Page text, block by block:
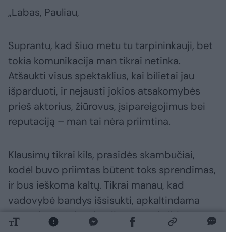
„Labas, Pauliau,
Suprantu, kad šiuo metu tu tarpininkauji, bet
tokia komunikacija man tikrai netinka.
Atšaukti visus spektaklius, kai bilietai jau
išparduoti, ir nejausti jokios atsakomybės
prieš aktorius, žiūrovus, įsipareigojimus bei
reputaciją – man tai nėra priimtina.
Klausimų tikrai kils, prasidės skambučiai,
kodėl buvo priimtas būtent toks sprendimas,
ir bus ieškoma kaltų. Tikrai manau, kad
vadovybė bandys išsisukti, apkaltindama
mane, bet aš dar šiandien po pokalbio su